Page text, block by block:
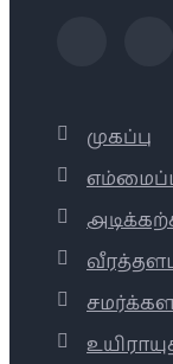
முகப்பு